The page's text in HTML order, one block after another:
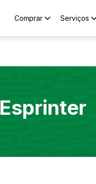
Comprar Serviços
Esprinter